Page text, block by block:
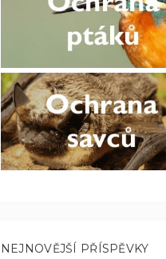
NEJNOVĚJŠÍ PŘÍSPĚVKY